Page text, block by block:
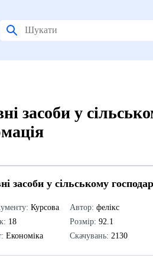
засоби у
засоби у сільському
Курсова
18
Економіка
Автор: фелікс
Розмір: 92.1
Скачувань: 2130